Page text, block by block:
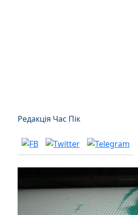
Редакція Час Пік